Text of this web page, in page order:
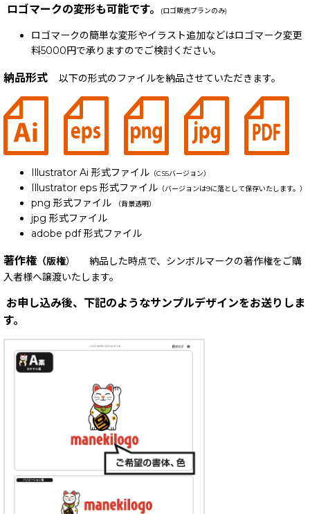
ロゴマークの変形も可能です。 (ロゴ販売プランのみ)
ロゴマークの簡単な変形やイラスト追加などはロゴマーク変更
料5000円で承りますのでご検討ください。
納品形式 以下の形式のファイルを納品させていただきます。
Illustrator Ai 形式ファイル （CS5バージョン）
Illustrator eps 形式ファイル （バージョンは9に落として保存いたします。）
png 形式ファイル （背景透明）
jpg 形式ファイル
adobe pdf 形式ファイル
著作権 （版権） 納品した時点で、シンボルマークの著作権をご購
入者様へ譲渡いたします。
お申し込み後、下記のようなサンプルデザインをお送りしま
す。